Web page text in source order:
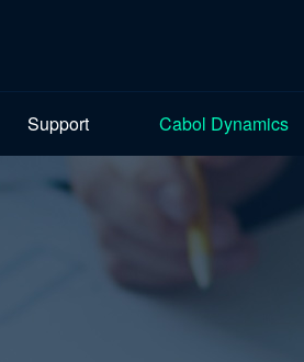
Support Cabol Dynamics